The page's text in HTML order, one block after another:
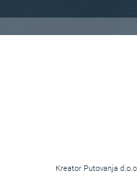
Kreator Putovanja